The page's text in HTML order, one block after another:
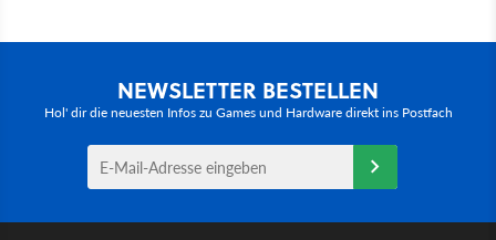
NEWSLETTER BESTELLEN
Hol' dir die neuesten Infos zu Games und Hardware direkt ins Postfach